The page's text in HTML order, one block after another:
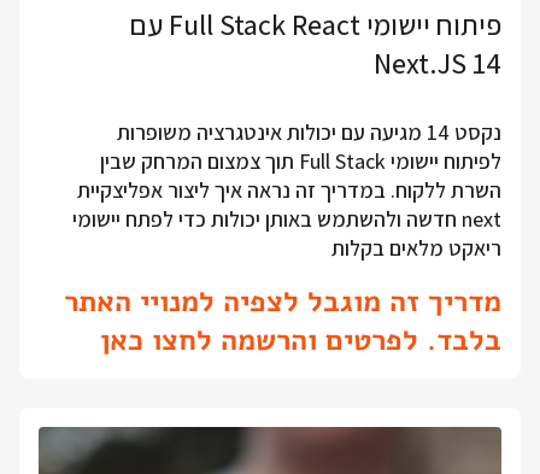
פיתוח יישומי Full Stack React עם
Next.JS 14
נקסט 14 מגיעה עם יכולות אינטגרציה משופרות
לפיתוח יישומי Full Stack תוך צמצום המרחק שבין
השרת ללקוח. במדריך זה נראה איך ליצור אפליצקיית
next חדשה ולהשתמש באותן יכולות כדי לפתח יישומי
ריאקט מלאים בקלות
מדריך זה מוגבל לצפיה למנויי האתר
בלבד. לפרטים והרשמה לחצו כאן